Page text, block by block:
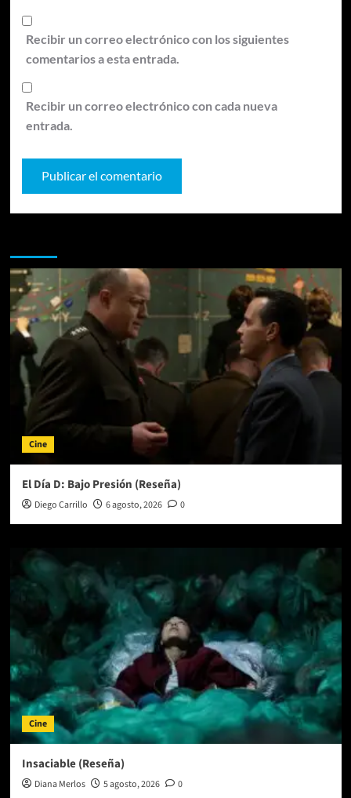
Recibir un correo electrónico con los siguientes
comentarios a esta entrada.
Recibir un correo electrónico con cada nueva
entrada.
Cine
El Día D: Bajo Presión (Reseña)
Diego Carrillo 6 agosto, 2026 0
Cine
Insaciable (Reseña)
Diana Merlos 5 agosto, 2026 0